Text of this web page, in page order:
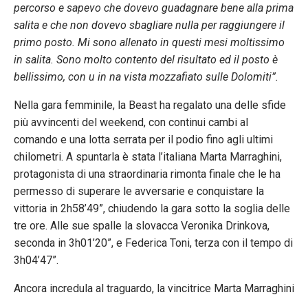
percorso e sapevo che dovevo guadagnare bene alla prima
salita e che non dovevo sbagliare nulla per raggiungere il
primo posto. Mi sono allenato in questi mesi moltissimo
in salita. Sono molto contento del risultato ed il posto è
bellissimo, con u in na vista mozzafiato sulle Dolomiti”.
Nella gara femminile, la Beast ha regalato una delle sfide
più avvincenti del weekend, con continui cambi al
comando e una lotta serrata per il podio fino agli ultimi
chilometri. A spuntarla è stata l’italiana Marta Marraghini,
protagonista di una straordinaria rimonta finale che le ha
permesso di superare le avversarie e conquistare la
vittoria in 2h58’49”, chiudendo la gara sotto la soglia delle
tre ore. Alle sue spalle la slovacca Veronika Drinkova,
seconda in 3h01’20”, e Federica Toni, terza con il tempo di
3h04’47”.
Ancora incredula al traguardo, la vincitrice Marta Marraghini